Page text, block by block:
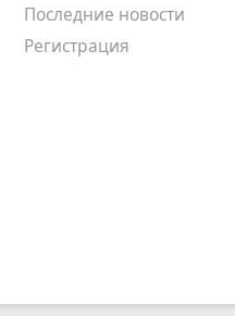
Последние новости
Регистрация